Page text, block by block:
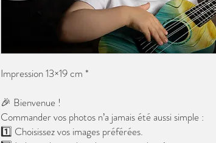
Impression 13×19 cm *
🎉 Bienvenue !
Commander vos photos n’a jamais été aussi simple :
1️⃣ Choisissez vos images préférées.